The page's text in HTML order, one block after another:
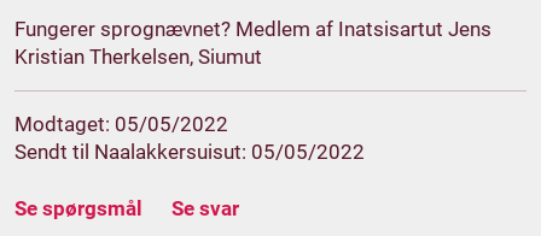
Fungerer sprognævnet? Medlem af Inatsisartut Jens
Kristian Therkelsen, Siumut
Modtaget: 05/05/2022
Sendt til Naalakkersuisut: 05/05/2022
Se spørgsmål Se svar